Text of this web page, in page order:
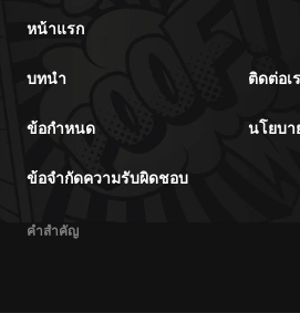
หน้าแรก
บทนำ ติดต่อเ
ข้อกำหนด นโยบา
ข้อจำกัดความรับผิดชอบ
คำสำคัญ